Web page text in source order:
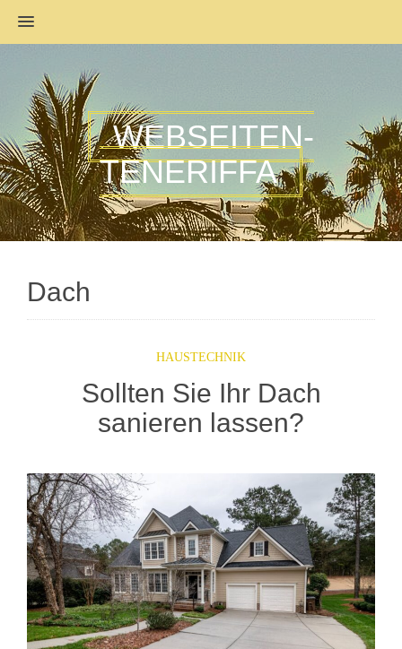
MENU
WEBSEITEN-
TENERIFFA
Dach
HAUSTECHNIK
Sollten Sie Ihr Dach
sanieren lassen?